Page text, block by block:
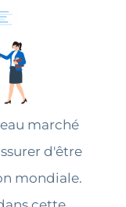
marché
d'être
mondiale.